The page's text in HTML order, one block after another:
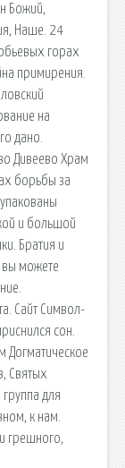
Божий,
Наше. 24
горах
примирения.
на
дано.
Дивеево Храм
борьбы за
и большой
Братия и
вы можете
Сайт Символ-
сон.
Догматическое
Святых
для
к нам.
грешного,